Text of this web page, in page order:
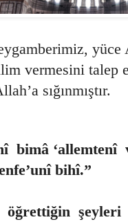
vermesini talep
sığınmıştır.
bimâ ‘allemtenî
bihî.”
öğrettiğin şeyleri